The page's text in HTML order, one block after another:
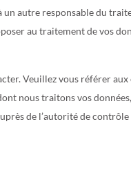
autre responsable du
au traitement de vos
Veuillez vous référer
nous traitons vos
de l’autorité de